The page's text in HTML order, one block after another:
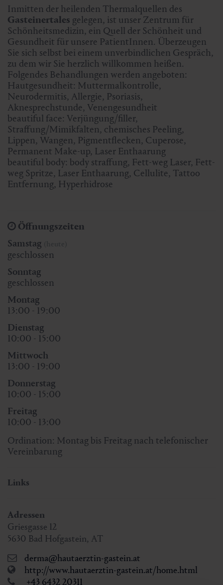
Inmitten der heilenden Thermalquellen des
Gasteinertales gelegen, ist unser Zentrum für
Schönheitsmedizin, ein Quell der Schönheit und
Gesundheit für unsere PatientInnen. Überzeugen
Sie sich selbst bei einem unverbindlichen Gespräch,
zu dem wir Sie herzlich willkommen heißen.
Folgendes Behandlungen werden angeboten:
Hautgesundheit: Muttermalkontrolle,
Neurodermitis, Allergie, Psoriasis,
Aknesprechstunde, Venengesundheit
beautiful face: Verjüngung/filler,
Straffung/Mimikfalten, chemisches Peeling,
Lippen, Wangen, Pigmentflecken, Cuperose,
Permanent Make-up, Laser Enthaarung
beautiful body: body straffung, Fett-weg Laser, Fett-
weg Spritze, Laser Enthaarung, Cellulite, Tattoo
Entfernung, Hyperhidrose
Öffnungszeiten
Samstag
geschlossen
Sonntag
geschlossen
Montag
13:00 - 19:00
Dienstag
10:00 - 15:00
Mittwoch
13:00 - 19:00
Donnerstag
10:00 - 15:00
Freitag
10:00 - 13:00
Ordination: Montag bis Freitag nach telefonischer
Vereinbarung
Links
Adressen
Griesgasse 12
5630 Bad Hofgastein, AT
derma@hautaerztin-gastein.at
http://www.hautaerztin-gastein.at/home.html
+43 6432 20311